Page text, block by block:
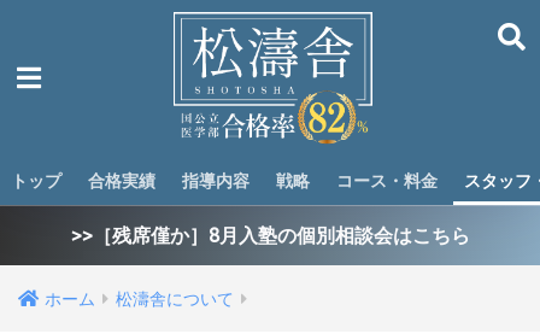
トップ 合格実績 指導内容 戦略 コース・料金 スタッフ
>>［残席僅か］8月入塾の個別相談会はこちら
ホーム 松濤舎について